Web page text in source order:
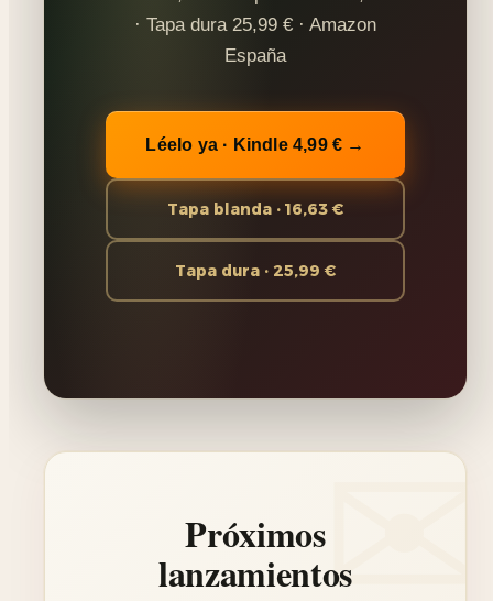
· Tapa dura 25,99 € · Amazon
España
Léelo ya · Kindle 4,99 € →
Tapa blanda · 16,63 €
Tapa dura · 25,99 €
Próximos
lanzamientos